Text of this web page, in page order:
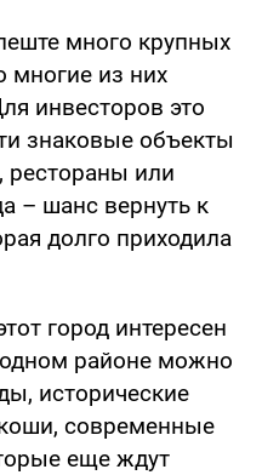
много крупных
многие из них
инвесторов это
знаковые объекты
рестораны или
– шанс вернуть к
долго приходила
город интересен
районе можно
исторические
современные
еще ждут